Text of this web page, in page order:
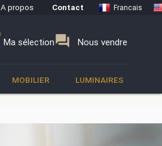
A propos Contact Francais
Ma sélectionforum Nous vendre
MOBILIER LUMINAIRES